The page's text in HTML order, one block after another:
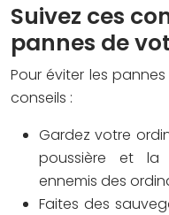
Suivez ces
pannes de
Pour éviter les
conseils :
Gardez votre
poussière et la
ennemis des
Faites des